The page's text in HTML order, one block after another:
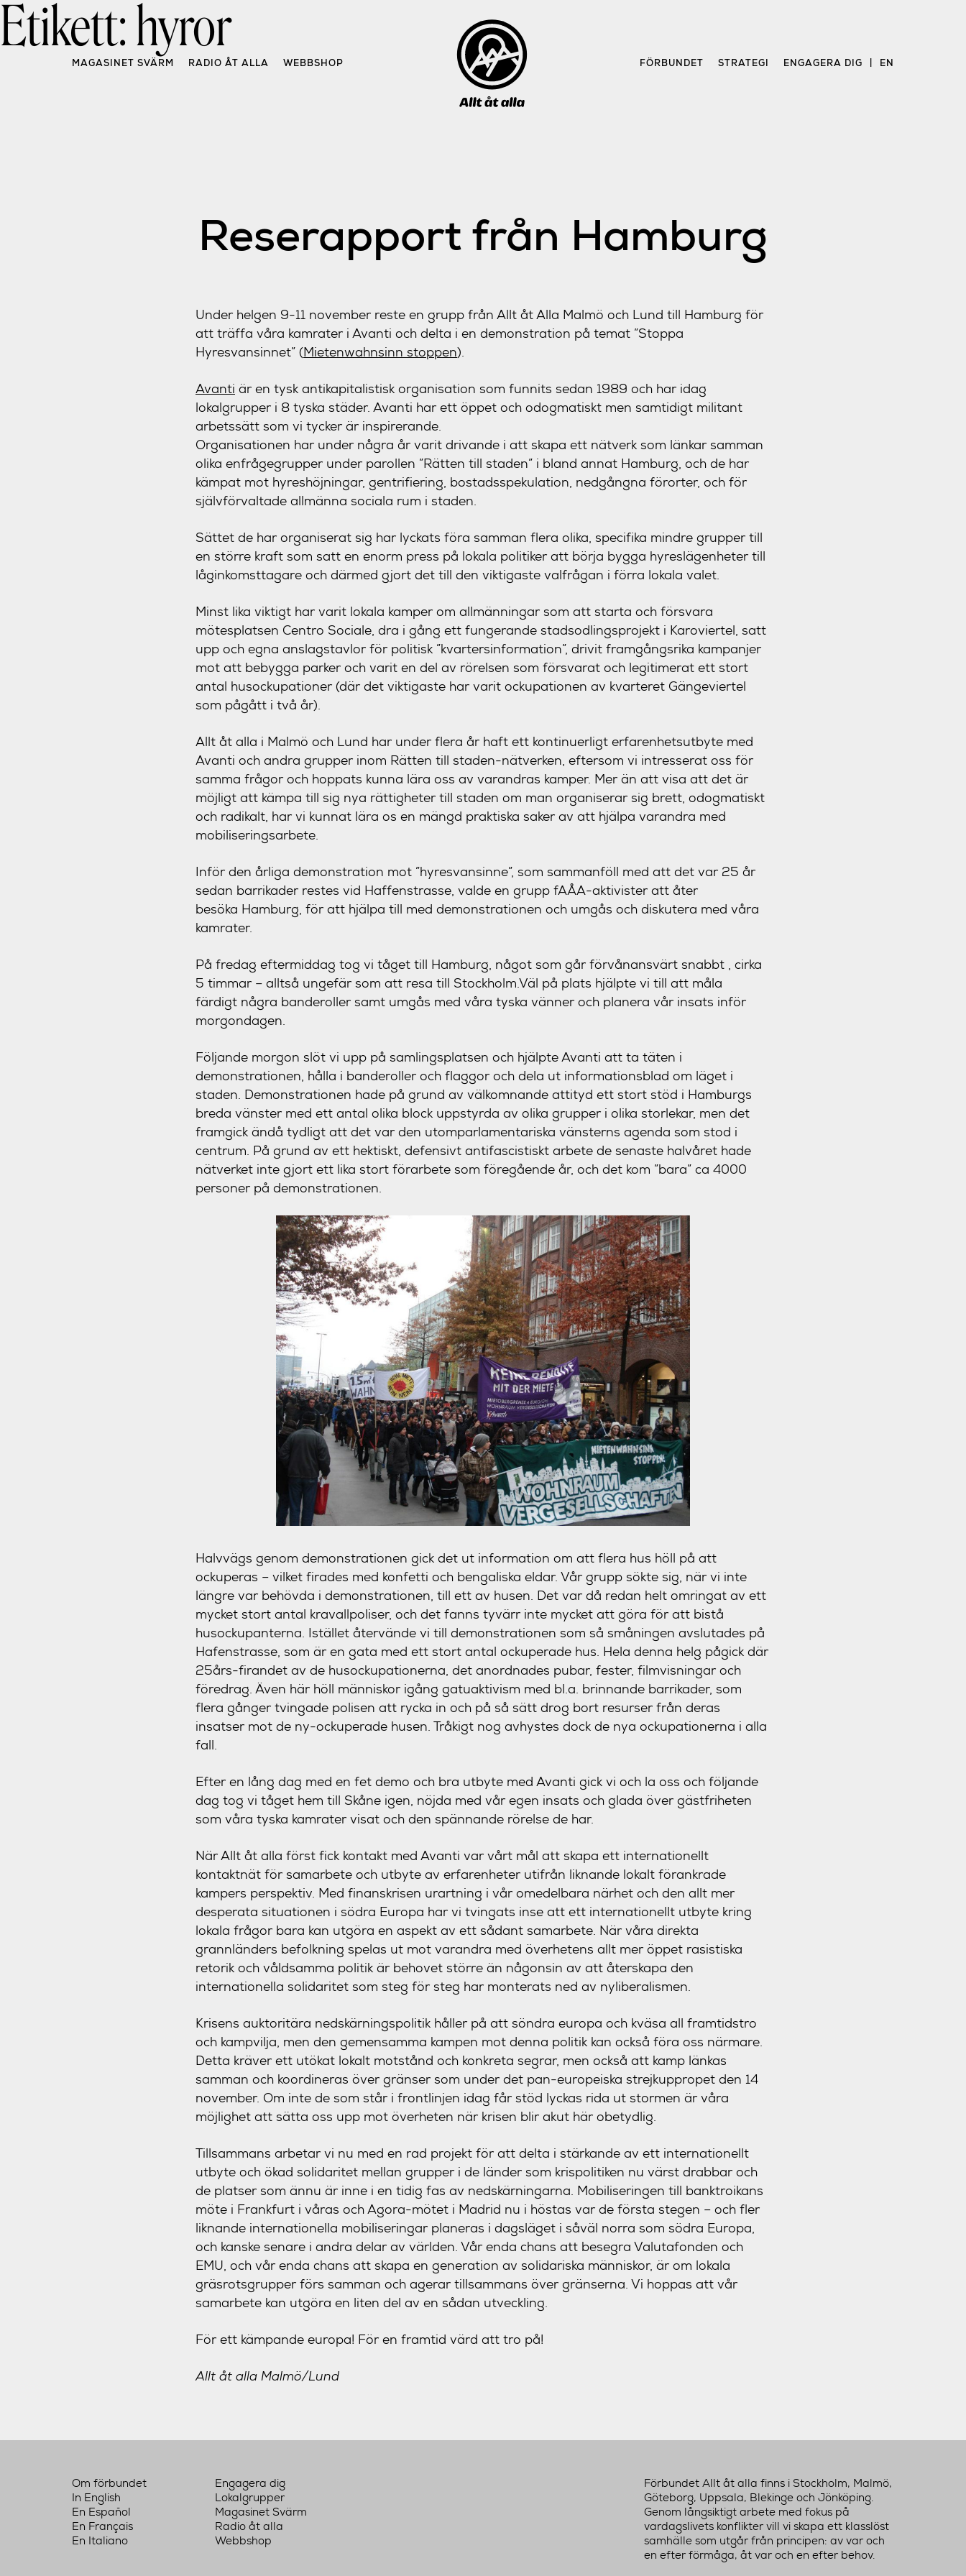
to
MAGASINET SVÄRM RADIO ÅT ALLA WEBBSHOP FÖRBUNDET STRATEGI ENGAGERA DIG EN
Etikett:hyror
Reserapport från Hamburg
Under helgen 9-11 november reste en grupp från Allt åt Alla Malmö och Lund till Hamburg för
att träffa våra kamrater i Avanti och delta i en demonstration på temat ”Stoppa
Hyresvansinnet” (Mietenwahnsinn stoppen).
Avanti är en tysk antikapitalistisk organisation som funnits sedan 1989 och har idag
lokalgrupper i 8 tyska städer. Avanti har ett öppet och odogmatiskt men samtidigt militant
arbetssätt som vi tycker är inspirerande.
Organisationen har under några år varit drivande i att skapa ett nätverk som länkar samman
olika enfrågegrupper under parollen ”Rätten till staden” i bland annat Hamburg, och de har
kämpat mot hyreshöjningar, gentrifiering, bostadsspekulation, nedgångna förorter, och för
självförvaltade allmänna sociala rum i staden.
Sättet de har organiserat sig har lyckats föra samman flera olika, specifika mindre grupper till
en större kraft som satt en enorm press på lokala politiker att börja bygga hyreslägenheter till
låginkomsttagare och därmed gjort det till den viktigaste valfrågan i förra lokala valet.
Minst lika viktigt har varit lokala kamper om allmänningar som att starta och försvara
mötesplatsen Centro Sociale, dra i gång ett fungerande stadsodlingsprojekt i Karoviertel, satt
upp och egna anslagstavlor för politisk ”kvartersinformation”, drivit framgångsrika kampanjer
mot att bebygga parker och varit en del av rörelsen som försvarat och legitimerat ett stort
antal husockupationer (där det viktigaste har varit ockupationen av kvarteret Gängeviertel
som pågått i två år).
Allt åt alla i Malmö och Lund har under flera år haft ett kontinuerligt erfarenhetsutbyte med
Avanti och andra grupper inom Rätten till staden-nätverken, eftersom vi intresserat oss för
samma frågor och hoppats kunna lära oss av varandras kamper. Mer än att visa att det är
möjligt att kämpa till sig nya rättigheter till staden om man organiserar sig brett, odogmatiskt
och radikalt, har vi kunnat lära os en mängd praktiska saker av att hjälpa varandra med
mobiliseringsarbete.
Inför den årliga demonstration mot ”hyresvansinne”, som sammanföll med att det var 25 år
sedan barrikader restes vid Haffenstrasse, valde en grupp fAÅA-aktivister att åter
besöka Hamburg, för att hjälpa till med demonstrationen och umgås och diskutera med våra
kamrater.
På fredag eftermiddag tog vi tåget till Hamburg, något som går förvånansvärt snabbt , cirka
5 timmar – alltså ungefär som att resa till Stockholm.Väl på plats hjälpte vi till att måla
färdigt några banderoller samt umgås med våra tyska vänner och planera vår insats inför
morgondagen.
Följande morgon slöt vi upp på samlingsplatsen och hjälpte Avanti att ta täten i
demonstrationen, hålla i banderoller och flaggor och dela ut informationsblad om läget i
staden. Demonstrationen hade på grund av välkomnande attityd ett stort stöd i Hamburgs
breda vänster med ett antal olika block uppstyrda av olika grupper i olika storlekar, men det
framgick ändå tydligt att det var den utomparlamentariska vänsterns agenda som stod i
centrum. På grund av ett hektiskt, defensivt antifascistiskt arbete de senaste halvåret hade
nätverket inte gjort ett lika stort förarbete som föregående år, och det kom ”bara” ca 4000
personer på demonstrationen.
Halvvägs genom demonstrationen gick det ut information om att flera hus höll på att
ockuperas – vilket firades med konfetti och bengaliska eldar. Vår grupp sökte sig, när vi inte
längre var behövda i demonstrationen, till ett av husen. Det var då redan helt omringat av ett
mycket stort antal kravallpoliser, och det fanns tyvärr inte mycket att göra för att bistå
husockupanterna. Istället återvände vi till demonstrationen som så småningen avslutades på
Hafenstrasse, som är en gata med ett stort antal ockuperade hus. Hela denna helg pågick där
25års-firandet av de husockupationerna, det anordnades pubar, fester, filmvisningar och
föredrag. Även här höll människor igång gatuaktivism med bl.a. brinnande barrikader, som
flera gånger tvingade polisen att rycka in och på så sätt drog bort resurser från deras
insatser mot de ny-ockuperade husen. Tråkigt nog avhystes dock de nya ockupationerna i alla
fall.
Efter en lång dag med en fet demo och bra utbyte med Avanti gick vi och la oss och följande
dag tog vi tåget hem till Skåne igen, nöjda med vår egen insats och glada över gästfriheten
som våra tyska kamrater visat och den spännande rörelse de har.
När Allt åt alla först fick kontakt med Avanti var vårt mål att skapa ett internationellt
kontaktnät för samarbete och utbyte av erfarenheter utifrån liknande lokalt förankrade
kampers perspektiv. Med finanskrisen urartning i vår omedelbara närhet och den allt mer
desperata situationen i södra Europa har vi tvingats inse att ett internationellt utbyte kring
lokala frågor bara kan utgöra en aspekt av ett sådant samarbete. När våra direkta
grannländers befolkning spelas ut mot varandra med överhetens allt mer öppet rasistiska
retorik och våldsamma politik är behovet större än någonsin av att återskapa den
internationella solidaritet som steg för steg har monterats ned av nyliberalismen.
Krisens auktoritära nedskärningspolitik håller på att söndra europa och kväsa all framtidstro
och kampvilja, men den gemensamma kampen mot denna politik kan också föra oss närmare.
Detta kräver ett utökat lokalt motstånd och konkreta segrar, men också att kamp länkas
samman och koordineras över gränser som under det pan-europeiska strejkuppropet den 14
november. Om inte de som står i frontlinjen idag får stöd lyckas rida ut stormen är våra
möjlighet att sätta oss upp mot överheten när krisen blir akut här obetydlig.
Tillsammans arbetar vi nu med en rad projekt för att delta i stärkande av ett internationellt
utbyte och ökad solidaritet mellan grupper i de länder som krispolitiken nu värst drabbar och
de platser som ännu är inne i en tidig fas av nedskärningarna. Mobiliseringen till banktroikans
möte i Frankfurt i våras och Agora-mötet i Madrid nu i höstas var de första stegen – och fler
liknande internationella mobiliseringar planeras i dagsläget i såväl norra som södra Europa,
och kanske senare i andra delar av världen. Vår enda chans att besegra Valutafonden och
EMU, och vår enda chans att skapa en generation av solidariska människor, är om lokala
gräsrotsgrupper förs samman och agerar tillsammans över gränserna. Vi hoppas att vår
samarbete kan utgöra en liten del av en sådan utveckling.
För ett kämpande europa! För en framtid värd att tro på!
Allt åt alla Malmö/Lund
Om förbundet
In English
En Español
En Français
En Italiano
Engagera dig
Lokalgrupper
Magasinet Svärm
Radio åt alla
Webbshop
Förbundet Allt åt alla finns i Stockholm, Malmö,
Göteborg, Uppsala, Blekinge och Jönköping.
Genom långsiktigt arbete med fokus på
vardagslivets konflikter vill vi skapa ett klasslöst
samhälle som utgår från principen: av var och
en efter förmåga, åt var och en efter behov.